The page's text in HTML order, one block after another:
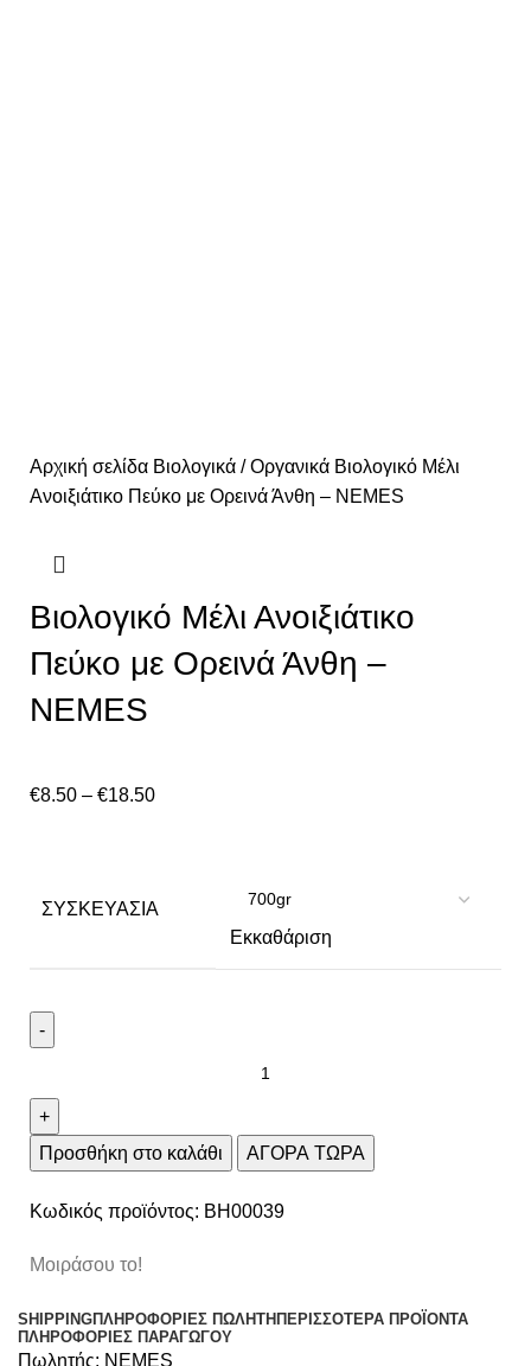
Αρχική σελίδα Βιολογικά / Οργανικά Βιολογικό Μέλι
Ανοιξιάτικο Πεύκο με Ορεινά Άνθη – NEMES
Βιολογικό Μέλι Ανοιξιάτικο
Πεύκο με Ορεινά Άνθη –
NEMES
€8.50 – €18.50
ΣΥΣΚΕΥΑΣΊΑ
Εκκαθάριση
Προσθήκη στο καλάθι ΑΓΟΡΑ ΤΩΡΑ
Κωδικός προϊόντος: BH00039
Μοιράσου το!
SHIPPINGΠΛΗΡΟΦΟΡΊΕΣ ΠΩΛΗΤΉ ΠΕΡΙΣΣΌΤΕΡΑ ΠΡΟΪΌΝΤΑ
ΠΛΗΡΟΦΟΡΙΕΣ ΠΑΡΑΓΩΓΟΥ
Πωλητής: NEMES